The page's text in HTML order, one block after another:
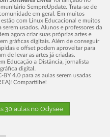
"O dia que o sol tirou férias"
e o Software Livre - Cronologia
'O menino que não foi à escola'
para download
desde 2004
SempreUpdate. Trata-se de
em geral. Em muitos
com Linux Educacional e muitos
usados. Alunos e professores da
agora criar suas próprias artes e
gráficas digitais. Além de conseguir
e offset podem aproveitar para
de levar as artes já criadas.
Educação a Distância, jornalista
digital.
4.0 para as aulas serem usadas
Compartilhe!
30 aulas no Odysee